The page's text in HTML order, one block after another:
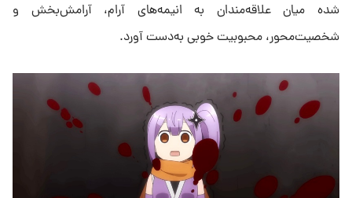
شده میان علاقه‌مندان به انیمه‌های آرام، آرامش‌بخش و
شخصیت‌محور، محبوبیت خوبی به‌دست آورد.